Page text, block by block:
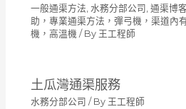
一般通渠方法 水務分部公司 通渠博客
助，專業通渠方法，彈弓機，渠道內
機，高溫機 / By 王工程師
土瓜灣通渠服務
水務分部公司 / By 王工程師